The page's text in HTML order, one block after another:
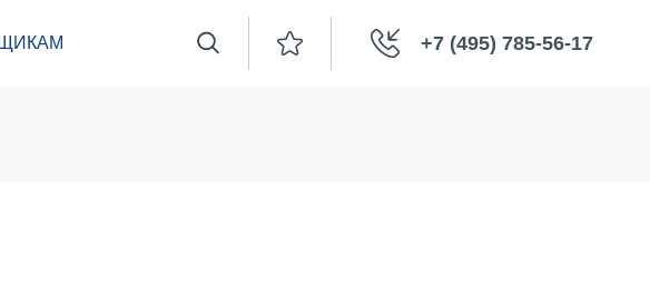
+7 (495) 785-56-17